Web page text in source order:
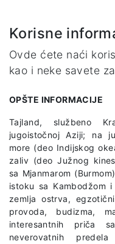
Korisne
Ovde ćete naći
kao i neke savete
OPŠTE INFORMACIJE
Tajland, službeno
jugoistočnoj Aziji; na
more (deo Indijskog
zaliv (deo Južnog
sa Mjanmarom
istoku sa Kambodžom
zemlja ostrva,
provoda, budizma,
interesantnih priča
neverovatnih